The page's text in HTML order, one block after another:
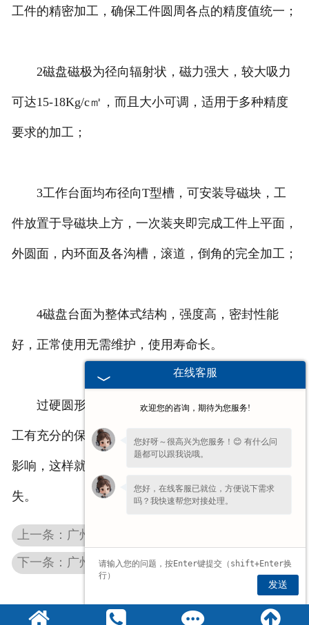
工件的精密加工，确保工件圆周各点的精度值统一；
2磁盘磁极为径向辐射状，磁力强大，较大吸力
可达15-18Kg/c㎡，而且大小可调，适用于多种精度
要求的加工；
3工作台面均布径向T型槽，可安装导磁块，工
件放置于导磁块上方，一次装夹即完成工件上平面，
外圆面，内环面及各沟槽，滚道，倒角的完全加工；
4磁盘台面为整体式结构，强度高，密封性能
好，正常使用无需维护，使用寿命长。
过硬圆形 广州电磁吸盘在使用的时候对工件的加
工有充分的保障，即使停电的时候也不会对工件有的
影响，这样就可以避免在使用的时候造成不比要的损
失。
上一条：广州圆台磨床
下一条：广州大型电磁吸盘
在线客服
欢迎您的咨询，期待为您服务!
您好呀～很高兴为您服务！😊 有什么问
题都可以跟我说哦。
您好，在线客服已就位，方便说下需求
吗？我快速帮您对接处理。
发送